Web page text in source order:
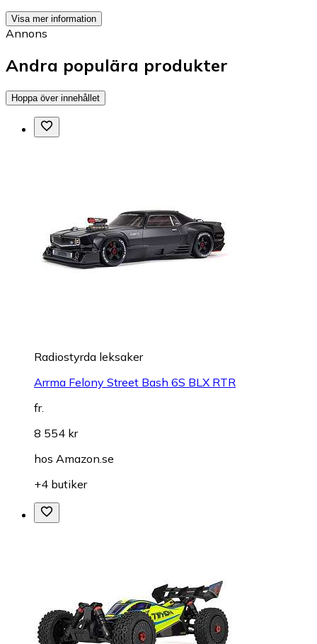
Visa mer information
Annons
Andra populära produkter
Hoppa över innehållet
Radiostyrda leksaker
Arrma Felony Street Bash 6S BLX RTR
fr.
8 554 kr
hos Amazon.se
+4 butiker